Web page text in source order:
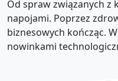
Od spraw związanych z
napojami. Poprzez
biznesowych kończąc.
nowinkami